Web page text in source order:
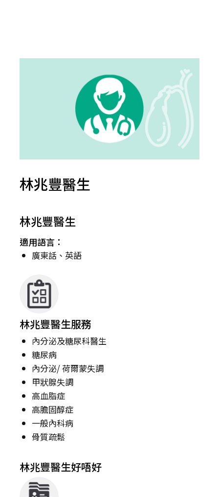
林兆豐醫生
林兆豐醫生
適用語言：
廣東話、英語
林兆豐醫生服務
內分泌及糖尿科醫生
糖尿病
內分泌/ 荷爾蒙失調
甲狀腺失調
高血脂症
高膽固醇症
一般內科病
骨質疏鬆
林兆豐醫生好唔好